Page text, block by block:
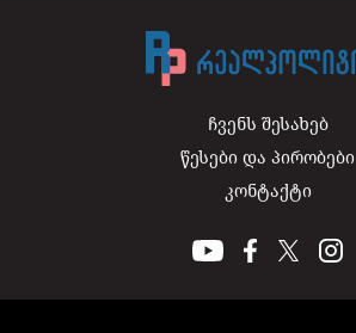
ჩვენს შესახებ
წესები და პირობები
კონტაქტი